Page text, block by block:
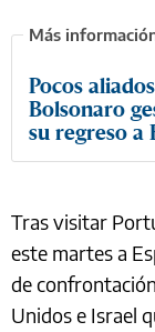
Pocos
Bolsonaro
su regreso a
Tras visitar
este martes a
de
Unidos e Israel